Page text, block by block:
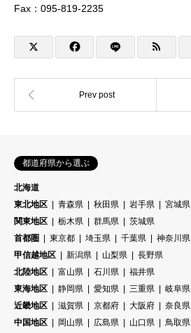
Fax：095-819-2235
都道府県から選ぶ
北海道
東北地区
青森県 秋田県 岩手県 宮城県
関東地区
栃木県 群馬県
茨城県
首都圏
東京都 埼玉県 千葉県
神奈川県
甲信越地区
新潟県 山梨県
長野県
北陸地区
富山県 石川県
福井県
東海地区
静岡県 愛知県 三重県
岐阜県
近畿地区
滋賀県 京都府 大阪府 奈良県
中国地区
岡山県 広島県 山口県 鳥取県